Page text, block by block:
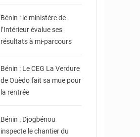
Bénin : le ministère de
l’Intérieur évalue ses
résultats à mi-parcours
Bénin : Le CEG La Verdure
de Ouèdo fait sa mue pour
la rentrée
Bénin : Djogbénou
inspecte le chantier du